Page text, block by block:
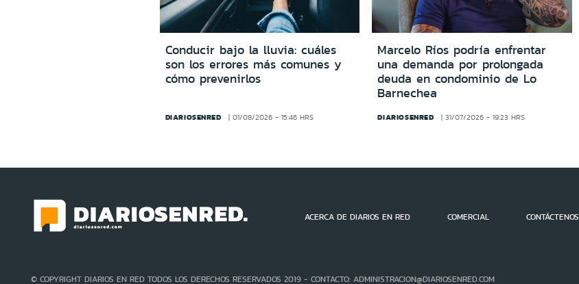
Conducir bajo la lluvia: cuáles
son los errores más comunes y
cómo prevenirlos
DIARIOSENRED 01/08/2026 - 15:46 HRS
Marcelo Ríos podría enfrentar
una demanda por prolongada
deuda en condominio de Lo
Barnechea
DIARIOSENRED 31/07/2026 - 19:23 HRS
ACERCA DE DIARIOS EN RED COMERCIAL CONTÁCTENOS
© COPYRIGHT DIARIOS EN RED TODOS LOS DERECHOS RESERVADOS 2019 - CONTACTO: ADMINISTRACION@DIARIOSENRED.COM